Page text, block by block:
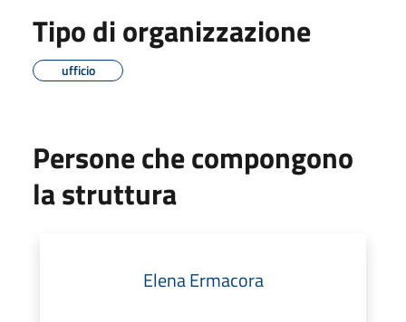
Tipo di organizzazione
ufficio
Persone che compongono
la struttura
Elena Ermacora